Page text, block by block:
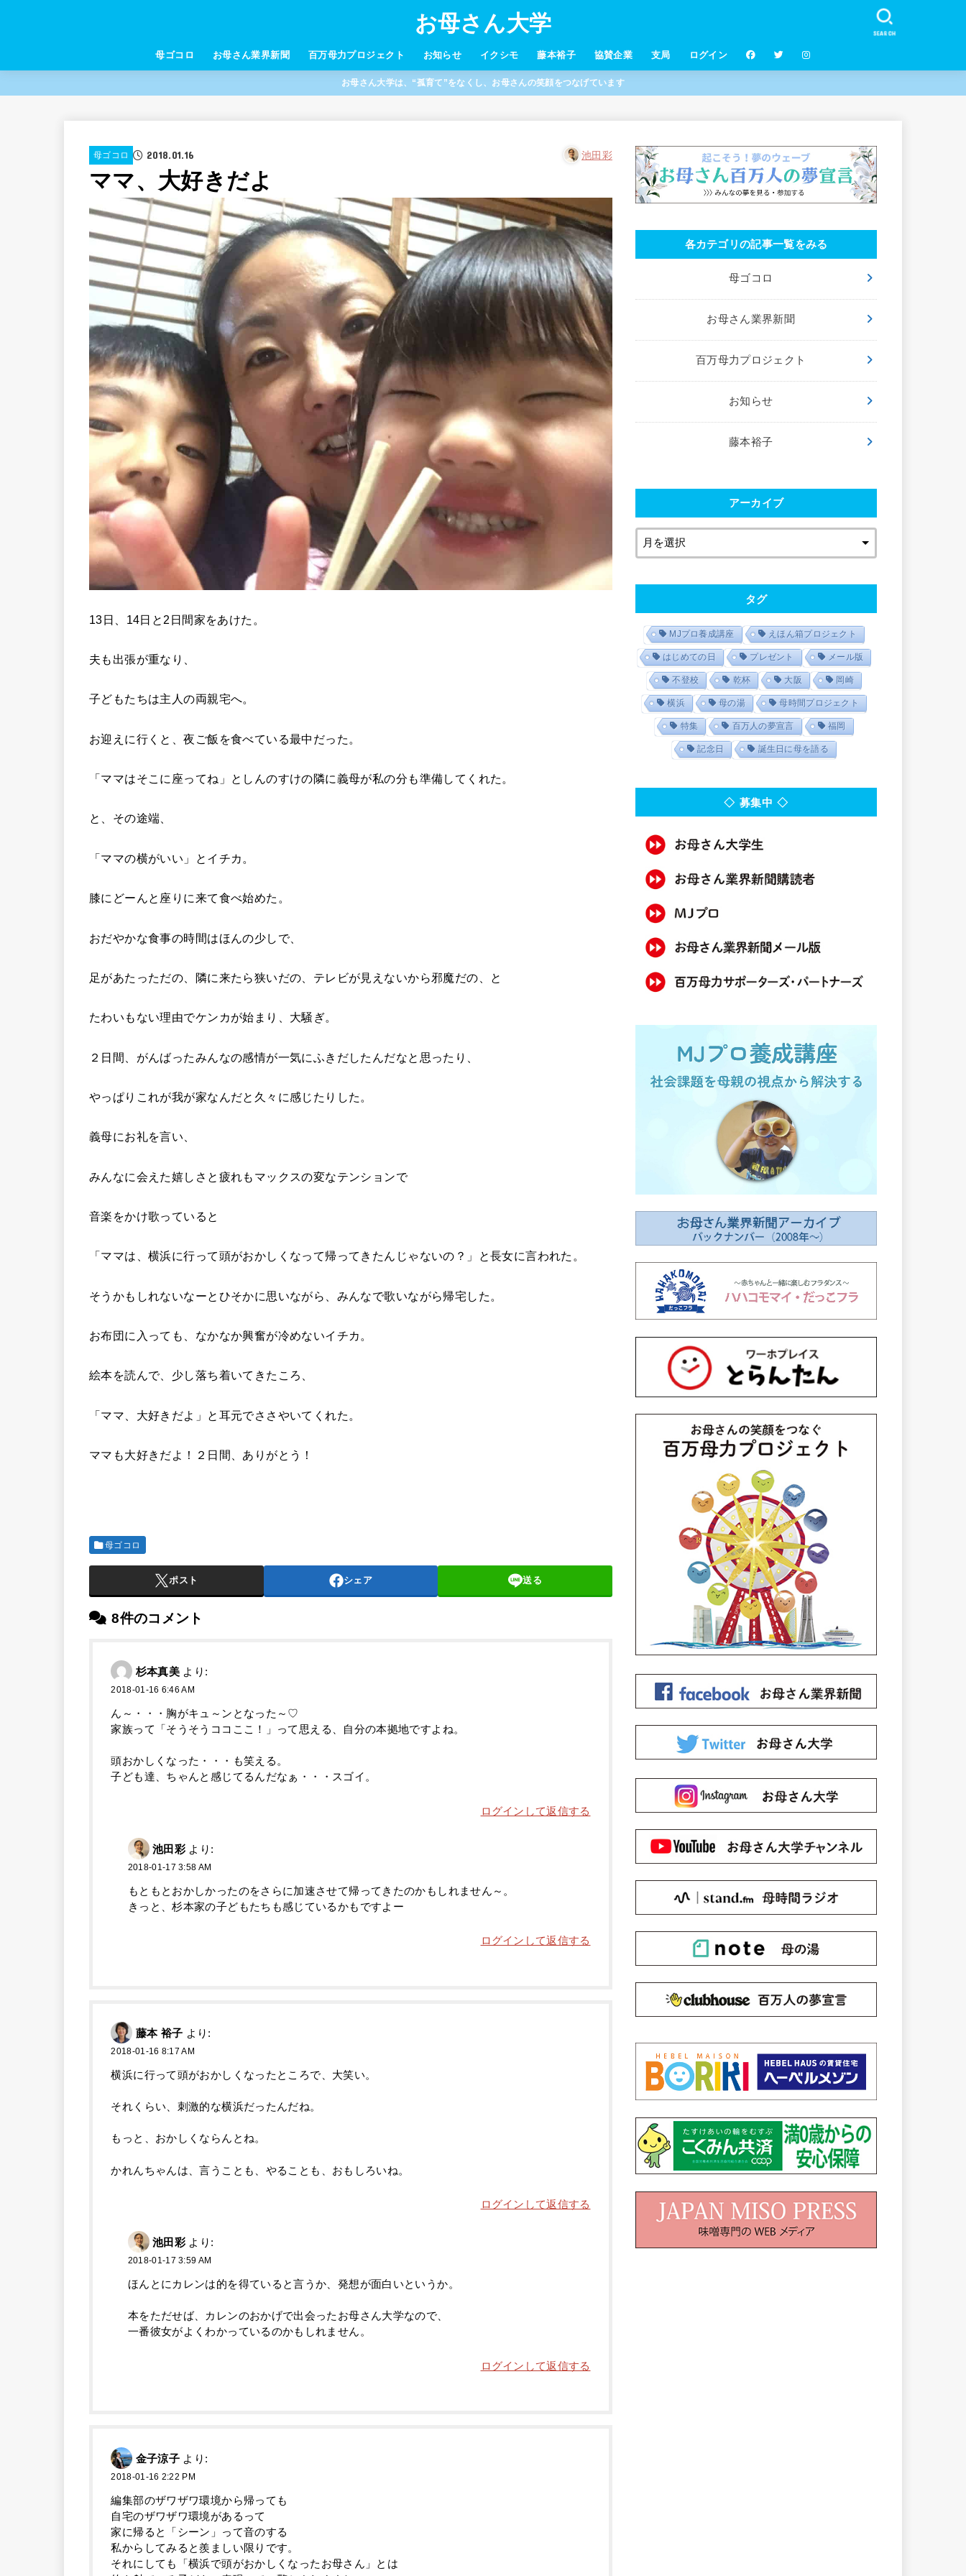
お母さん大学
母ゴコロ お母さん業界新聞 百万母力プロジェクト お知らせ イクシモ 藤本裕子 協賛企業 支局 ログイン
SEARCH
お母さん大学は、“孤育て”をなくし、お母さんの笑顔をつなげています
母ゴコロ 2018.01.16 池田彩
ママ、大好きだよ
13日、14日と2日間家をあけた。
夫も出張が重なり、
子どもたちは主人の両親宅へ。
お迎えに行くと、夜ご飯を食べている最中だった。
「ママはそこに座ってね」としんのすけの隣に義母が私の分も準備してくれた。
と、その途端、
「ママの横がいい」とイチカ。
膝にどーんと座りに来て食べ始めた。
おだやかな食事の時間はほんの少しで、
足があたっただの、隣に来たら狭いだの、テレビが見えないから邪魔だの、と
たわいもない理由でケンカが始まり、大騒ぎ。
２日間、がんばったみんなの感情が一気にふきだしたんだなと思ったり、
やっぱりこれが我が家なんだと久々に感じたりした。
義母にお礼を言い、
みんなに会えた嬉しさと疲れもマックスの変なテンションで
音楽をかけ歌っていると
「ママは、横浜に行って頭がおかしくなって帰ってきたんじゃないの？」と長女に言われた。
そうかもしれないなーとひそかに思いながら、みんなで歌いながら帰宅した。
お布団に入っても、なかなか興奮が冷めないイチカ。
絵本を読んで、少し落ち着いてきたころ、
「ママ、大好きだよ」と耳元でささやいてくれた。
ママも大好きだよ！２日間、ありがとう！
母ゴコロ
ポスト シェア 送る
8件のコメント
杉本真美 より:
2018-01-16 6:46 AM
ん～・・・胸がキュ～ンとなった～♡
家族って「そうそうココここ！」って思える、自分の本拠地ですよね。
頭おかしくなった・・・も笑える。
子ども達、ちゃんと感じてるんだなぁ・・・スゴイ。
ログインして返信する
池田彩 より:
2018-01-17 3:58 AM
もともとおかしかったのをさらに加速させて帰ってきたのかもしれません～。
きっと、杉本家の子どもたちも感じているかもですよー
ログインして返信する
藤本 裕子 より:
2018-01-16 8:17 AM
横浜に行って頭がおかしくなったところで、大笑い。
それくらい、刺激的な横浜だったんだね。
もっと、おかしくならんとね。
かれんちゃんは、言うことも、やることも、おもしろいね。
ログインして返信する
池田彩 より:
2018-01-17 3:59 AM
ほんとにカレンは的を得ていると言うか、発想が面白いというか。
本をただせば、カレンのおかげで出会ったお母さん大学なので、
一番彼女がよくわかっているのかもしれません。
ログインして返信する
金子涼子 より:
2018-01-16 2:22 PM
編集部のザワザワ環境から帰っても
自宅のザワザワ環境があるって
家に帰ると「シーン」って音のする
私からしてみると羨ましい限りです。
それにしても「横浜で頭がおかしくなったお母さん」とは
各カテゴリの記事一覧をみる
母ゴコロ
お母さん業界新聞
百万母力プロジェクト
お知らせ
藤本裕子
アーカイブ
タグ
MJプロ養成講座 えほん箱プロジェクト
はじめての日 プレゼント メール版
不登校 乾杯 大阪 岡崎
横浜 母の湯 母時間プロジェクト
特集 百万人の夢宣言 福岡
記念日 誕生日に母を語る
◇ 募集中 ◇